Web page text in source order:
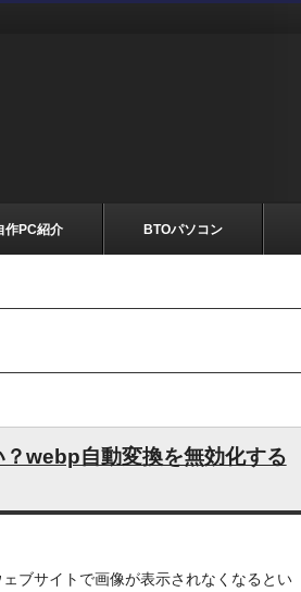
作PC紹介 BTOパソコン
webp自動変換を無効化する
ブサイトで画像が表示されなくなるとい